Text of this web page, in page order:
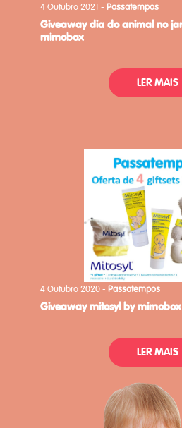
4 Outubro 2021 -Passatempos
giveaway dia do animal no jardim zoológico by
mimobox
LER MAIS
4 Outubro 2020 -Passatempos
giveaway mitosyl by mimobox
LER MAIS